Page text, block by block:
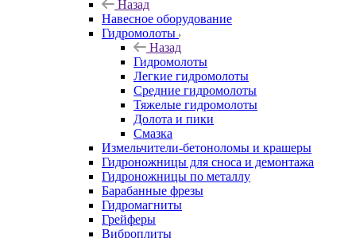
Назад
Навесное оборудование
Гидромолоты
Назад
Гидромолоты
Легкие гидромолоты
Средние гидромолоты
Тяжелые гидромолоты
Долота и пики
Смазка
Измельчители-бетоноломы и крашеры
Гидроножницы для сноса и демонтажа
Гидроножницы по металлу
Барабанные фрезы
Гидромагниты
Грейферы
Виброплиты